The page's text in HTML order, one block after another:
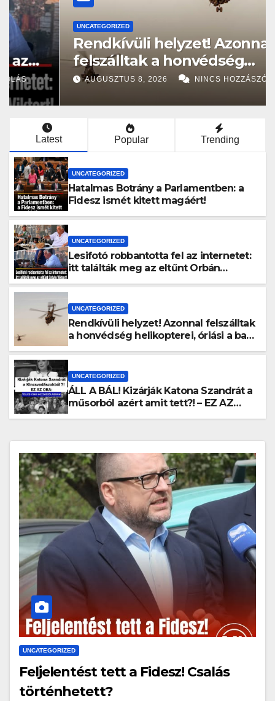
UNCATEGORIZED
Rendkívüli helyzet! Azonnal
felszálltak a honvédség
helikopterei, óriási a baj
Magyarországon! – Kiadták a
AUGUSZTUS 8, 2026 NINCS HOZZÁSZÓLÁS
Latest Popular Trending
UNCATEGORIZED
Hatalmas Botrány a Parlamentben: a
Fidesz ismét kitett magáért!
UNCATEGORIZED
Lesifotó robbantotta fel az internetet:
itt találták meg az eltűnt Orbán
UNCATEGORIZED
Rendkívüli helyzet! Azonnal felszálltak
a honvédség helikopterei, óriási a baj
UNCATEGORIZED
ÁLL A BÁL! Kizárják Katona Szandrát a
műsorból azért amit tett?! – EZ AZ
UNCATEGORIZED
Feljelentést tett a Fidesz! Csalás
történhetett?